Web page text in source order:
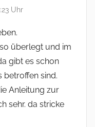
Uhr
überlegt und im
gibt es schon
betroffen sind.
Anleitung zur
sehr. da stricke